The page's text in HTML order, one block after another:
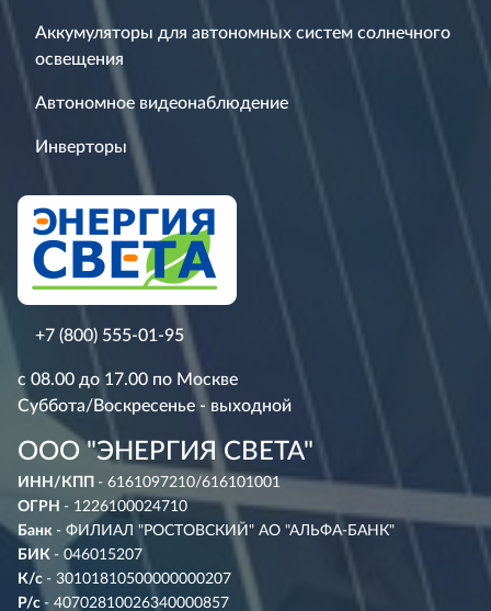
Аккумуляторы для автономных систем солнечного
освещения
Автономное видеонаблюдение
Инверторы
+7 (800) 555-01-95
с 08.00 до 17.00 по Москве
Суббота/Воскресенье - выходной
ООО "ЭНЕРГИЯ СВЕТА"
ИНН/КПП - 6161097210/616101001
ОГРН - 1226100024710
Банк - ФИЛИАЛ "РОСТОВСКИЙ" АО "АЛЬФА-БАНК"
БИК - 046015207
К/с - 30101810500000000207
Р/с - 40702810026340000857